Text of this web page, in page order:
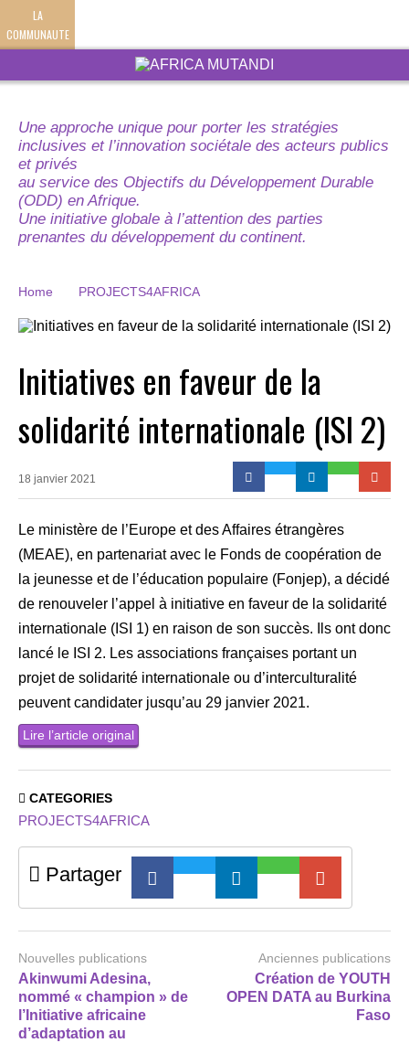
LA
COMMUNAUTE
Une approche unique pour porter les stratégies
inclusives et l’innovation sociétale des acteurs publics
et privés
au service des Objectifs du Développement Durable
(ODD) en Afrique.
Une initiative globale à l’attention des parties
prenantes du développement du continent.
Home PROJECTS4AFRICA
Initiatives en faveur de la
solidarité internationale (ISI 2)
18 janvier 2021
Le ministère de l’Europe et des Affaires étrangères
(MEAE), en partenariat avec le Fonds de coopération de
la jeunesse et de l’éducation populaire (Fonjep), a décidé
de renouveler l’appel à initiative en faveur de la solidarité
internationale (ISI 1) en raison de son succès. Ils ont donc
lancé le ISI 2. Les associations françaises portant un
projet de solidarité internationale ou d’interculturalité
peuvent candidater jusqu’au 29 janvier 2021.
Lire l’article original
CATEGORIES
PROJECTS4AFRICA
Partager
Nouvelles publications
Akinwumi Adesina,
nommé « champion » de
l’Initiative africaine
d’adaptation au
Anciennes publications
Création de YOUTH
OPEN DATA au Burkina
Faso